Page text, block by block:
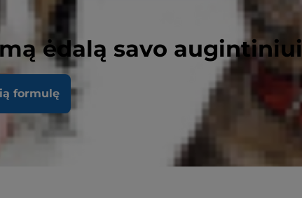
ėdalą savo augintiniui
formulę